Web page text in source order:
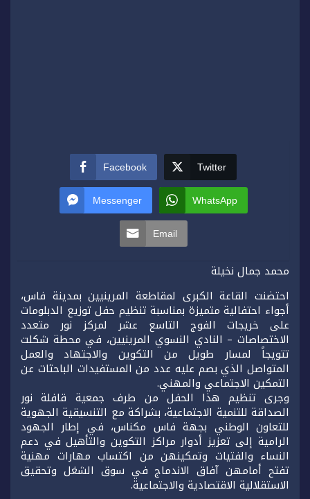
Facebook Twitter
Messenger WhatsApp
Email
محمد جمال نخيلة
احتضنت القاعة الكبرى لمقاطعة المرينيين بمدينة فاس،
أجواء احتفالية متميزة بمناسبة تنظيم حفل توزيع الدبلومات
على خريجات الفوج التاسع عشر لمركز نور متعدد
الاختصاصات – النادي النسوي المرينيين، في محطة شكلت
تتويجاً لمسار طويل من التكوين والاجتهاد والعمل
المتواصل الذي بصم عليه عدد من المستفيدات الباحثات عن
التمكين الاجتماعي والمهني.
وجرى تنظيم هذا الحفل من طرف جمعية قافلة نور
الصداقة للتنمية الاجتماعية، بشراكة مع التنسيقية الجهوية
للتعاون الوطني بجهة فاس مكناس، في إطار الجهود
الرامية إلى تعزيز أدوار مراكز التكوين والتأهيل في دعم
النساء والفتيات وتمكينهن من اكتساب مهارات مهنية
تفتح أمامهن آفاق الاندماج في سوق الشغل وتحقيق
الاستقلالية الاقتصادية والاجتماعية.